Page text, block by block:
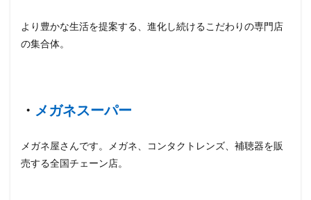
より豊かな生活を提案する、進化し続けるこだわりの専門店
の集合体。
・ メガネスーパー
メガネ屋さんです。メガネ、コンタクトレンズ、補聴器を販
売する全国チェーン店。